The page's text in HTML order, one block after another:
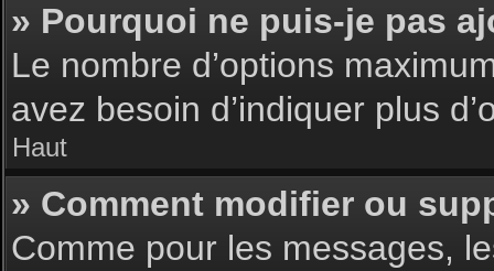
» Pourquoi ne puis-je pas
Le nombre d’options
avez besoin d’indiquer plus
Haut
» Comment modifier ou
Comme pour les messages,